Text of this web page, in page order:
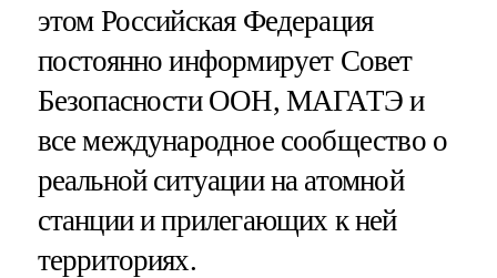
этом Российская Федерация
постоянно информирует Совет
Безопасности ООН, МАГАТЭ и
все международное сообщество о
реальной ситуации на атомной
станции и прилегающих к ней
территориях.